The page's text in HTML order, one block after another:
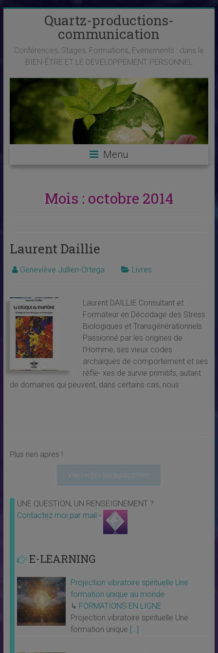
Quartz-productions-
communication
Conférences, Stages, Formations, Evènements : dans le
BIEN-ÊTRE ET LE DEVELOPPEMENT PERSONNEL
Menu
Mois : octobre 2014
Laurent Daillie
Geneviève Jullien-Ortega Livres
Laurent DAILLIE Consultant et
Formateur en Décodage des Stress
Biologiques et Transgénérationnels.
Passionné par les origines de
l’Homme, ses vieux codes
archaïques de comportement et ses
réfle- xes de survie primitifs, autant
de domaines qui peuvent, dans certains cas, nous
Plus rien apres !
UNE QUESTION, UN RENSEIGNEMENT ?
Contactez moi par mail -
E-LEARNING
Projection vibratoire spirituelle Une
formation unique au monde
↳ FORMATIONS EN LIGNE
Projection vibratoire spirituelle Une
formation unique […]